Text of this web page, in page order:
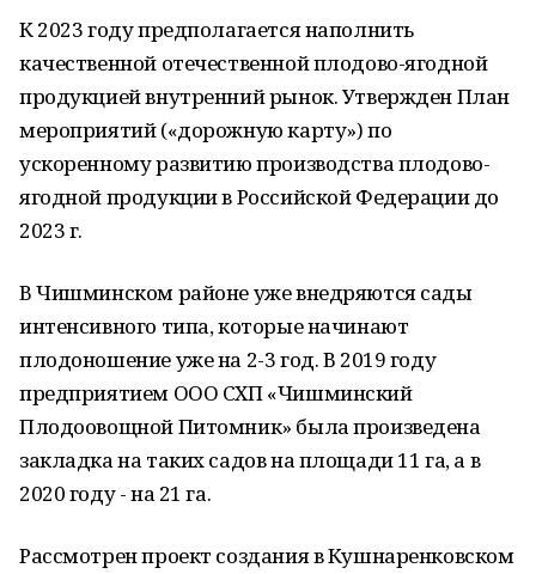
К 2023 году предполагается наполнить
качественной отечественной плодово-ягодной
продукцией внутренний рынок. Утвержден План
мероприятий («дорожную карту») по
ускоренному развитию производства плодово-
ягодной продукции в Российской Федерации до
2023 г.
В Чишминском районе уже внедряются сады
интенсивного типа, которые начинают
плодоношение уже на 2-3 год. В 2019 году
предприятием ООО СХП «Чишминский
Плодоовощной Питомник» была произведена
закладка на таких садов на площади 11 га, а в
2020 году - на 21 га.
Рассмотрен проект создания в Кушнаренковском